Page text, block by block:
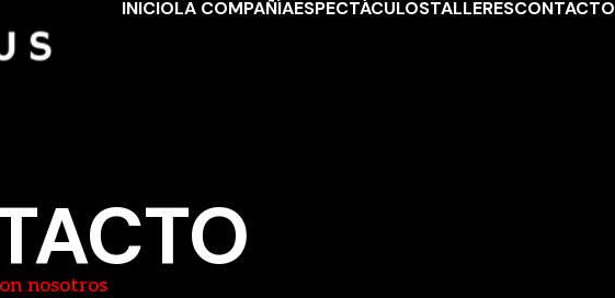
INICIOLA COMPAÑÍAESPECTÁCULOSTALLERESCONTACTO
nosotros